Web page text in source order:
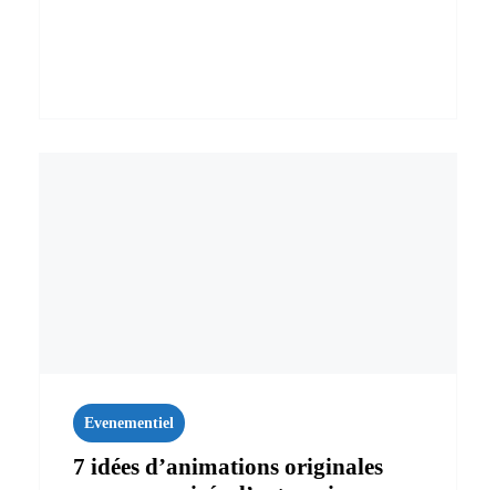
Evenementiel
7 idées d’animations originales